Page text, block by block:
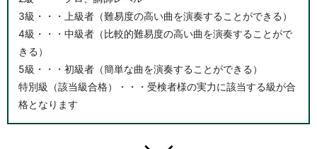
3級・・・上級者（難易度の高い曲を演奏することができる）
4級・・・中級者（比較的難易度の高い曲を演奏することがで
きる）
5級・・・初級者（簡単な曲を演奏することができる）
特別級（該当級合格）・・・受検者様の実力に該当する級が合
格となります